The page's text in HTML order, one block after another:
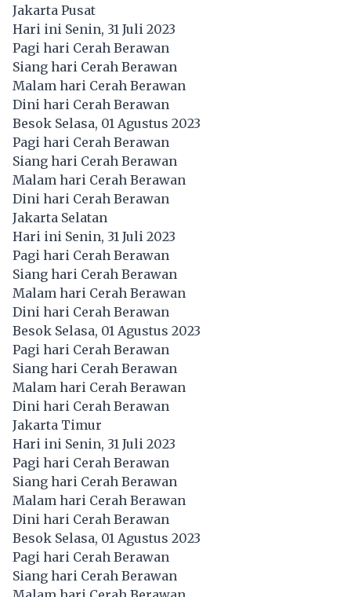
Jakarta Pusat
Hari ini Senin, 31 Juli 2023
Pagi hari Cerah Berawan
Siang hari Cerah Berawan
Malam hari Cerah Berawan
Dini hari Cerah Berawan
Besok Selasa, 01 Agustus 2023
Pagi hari Cerah Berawan
Siang hari Cerah Berawan
Malam hari Cerah Berawan
Dini hari Cerah Berawan
Jakarta Selatan
Hari ini Senin, 31 Juli 2023
Pagi hari Cerah Berawan
Siang hari Cerah Berawan
Malam hari Cerah Berawan
Dini hari Cerah Berawan
Besok Selasa, 01 Agustus 2023
Pagi hari Cerah Berawan
Siang hari Cerah Berawan
Malam hari Cerah Berawan
Dini hari Cerah Berawan
Jakarta Timur
Hari ini Senin, 31 Juli 2023
Pagi hari Cerah Berawan
Siang hari Cerah Berawan
Malam hari Cerah Berawan
Dini hari Cerah Berawan
Besok Selasa, 01 Agustus 2023
Pagi hari Cerah Berawan
Siang hari Cerah Berawan